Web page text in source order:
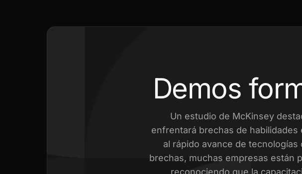
Demos
Un estudio de McKinsey
enfrentará brechas de
al rápido avance de
brechas, muchas empresas están
reconociendo que la